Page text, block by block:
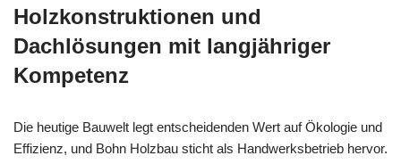
Holzkonstruktionen und
Dachlösungen mit langjähriger
Kompetenz
Die heutige Bauwelt legt entscheidenden Wert auf Ökologie und
Effizienz, und Bohn Holzbau sticht als Handwerksbetrieb hervor.